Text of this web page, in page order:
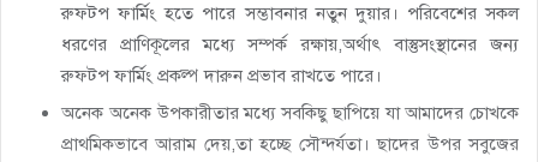
রুফটপ ফার্মিং হতে পারে সম্ভাবনার নতুন দুয়ার। পরিবেশের সকল
ধরণের প্রাণিকূলের মধ্যে সম্পর্ক রক্ষায়,অর্থাৎ বাস্তুসংস্থানের জন্য
রুফটপ ফার্মিং প্রকল্প দারুন প্রভাব রাখতে পারে।
অনেক অনেক উপকারীতার মধ্যে সবকিছু ছাপিয়ে যা আমাদের চোখকে
প্রাথমিকভাবে আরাম দেয়,তা হচ্ছে সৌন্দর্যতা। ছাদের উপর সবুজের